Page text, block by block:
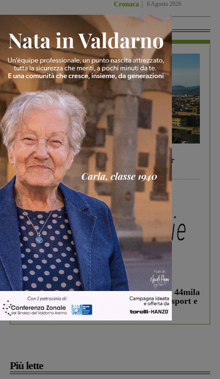
Cronaca 6 Agosto 2026
In Vetrina
In vetrina 6 Agosto 2026
Gita di famiglia a Firenze: 5 idee per far
divertire i tuoi figli
In vetrina 3 Agosto 2026
Estra Notizie agosto: Smart Cities, oltre 44mila
studenti coinvolti, torna il bando per lo sport e
debutta il podcast Estrair
Più lette